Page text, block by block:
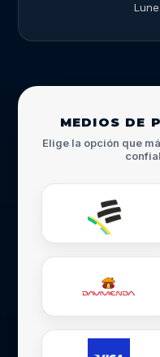
MEDIOS DE
Elige la opción que